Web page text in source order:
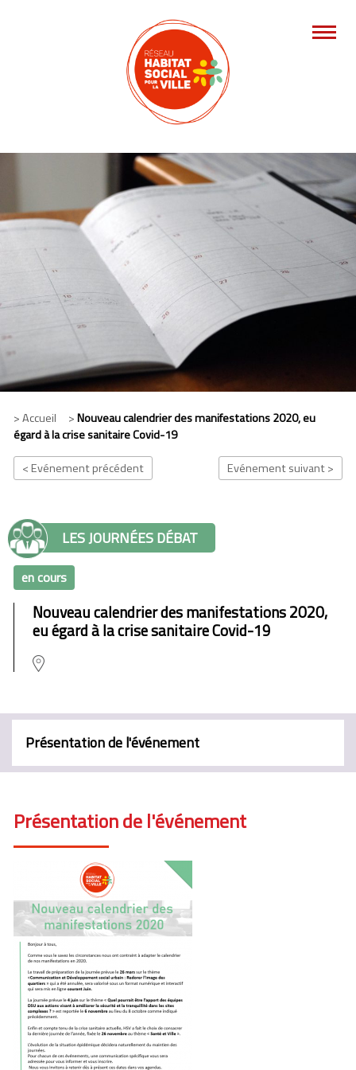
> Accueil >Nouveau calendrier des manifestations 2020, eu
égard à la crise sanitaire Covid-19
< Evénement précédent
Evénement suivant >
LES JOURNÉES DÉBAT
en cours
Nouveau calendrier des manifestations 2020,
eu égard à la crise sanitaire Covid-19
Présentation de l'événement
Présentation de l'événement